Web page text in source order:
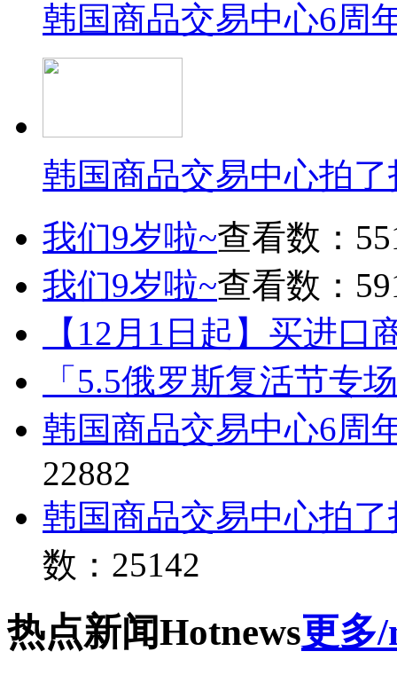
韩国商品交易中心6周
韩国商品交易中心拍
我们9岁啦~查看数：
我们9岁啦~查看数：
【12月1日起】买进口
「5.5俄罗斯复活节专
韩国商品交易中心6周
22882
韩国商品交易中心拍
数：25142
热点新闻Hotnews更多